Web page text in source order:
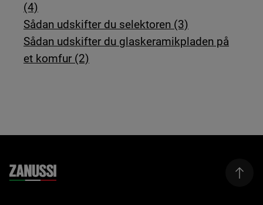
(4)
Sådan udskifter du selektoren (3)
Sådan udskifter du glaskeramikpladen på
et komfur (2)